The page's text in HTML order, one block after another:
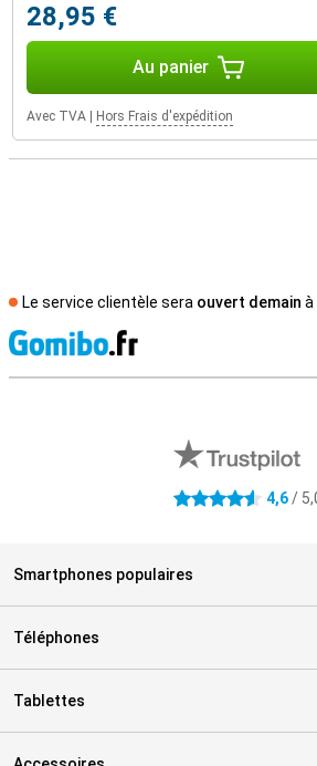
28,95 €
Au panier
Avec TVA Hors Frais d'expédition
Le service clientèle sera ouvert demain à
4.6 étoiles 4,6/
Smartphones populaires
Téléphones
Tablettes